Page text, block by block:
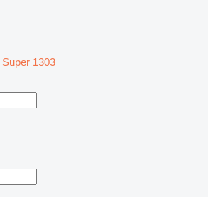
Super 1303